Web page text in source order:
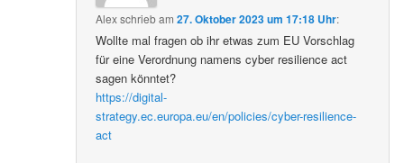
Alexschriebam27. Oktober 2023 um 17:18 Uhr:
Wollte mal fragen ob ihr etwas zum EU Vorschlag
für eine Verordnung namens cyber resilience act
sagen könntet?
https://digital-
strategy.ec.europa.eu/en/policies/cyber-resilience-
act